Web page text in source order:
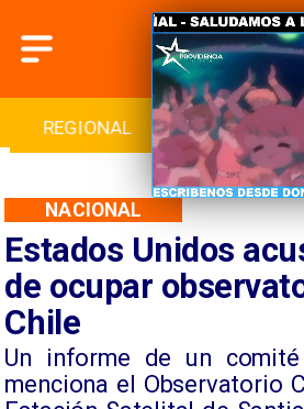
INTERNACIONAL DEPORTES
Estados Unidos
de ocupar
Chile
Un informe de un comité
menciona el Observatorio
NACIONAL